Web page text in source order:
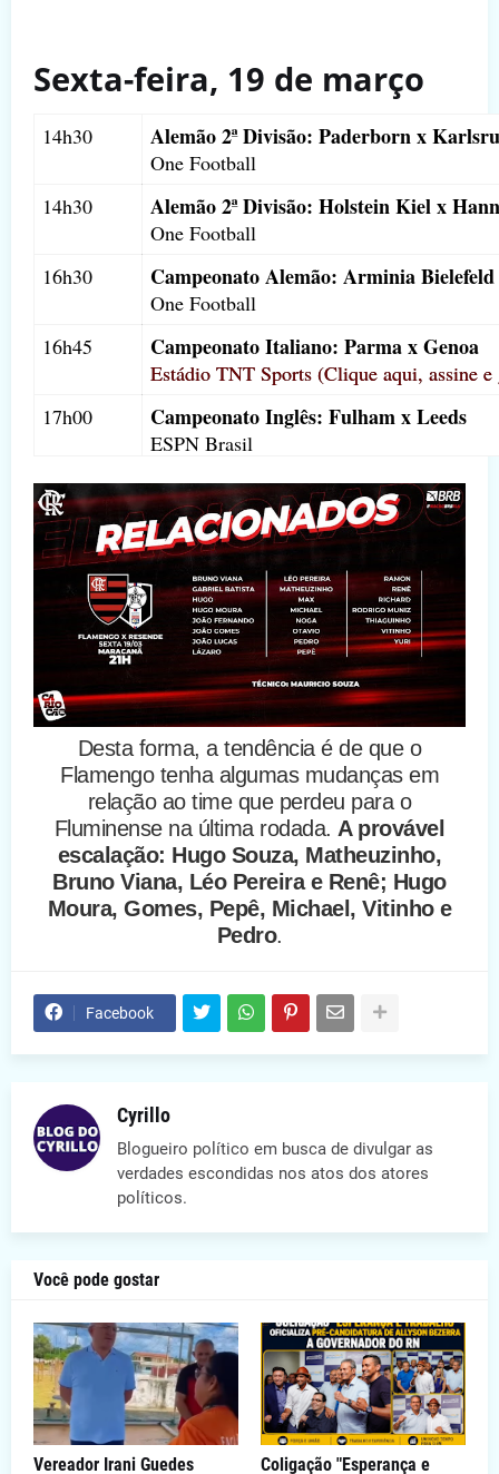
Sexta-feira, 19 de março
14h30 Alemão 2ª Divisão: Paderborn x
One Football
14h30
Alemão 2ª Divisão: Holstein Kiel x
One Football
16h30
Campeonato Alemão: Arminia
One Football
16h45
Campeonato Italiano: Parma x Genoa
Estádio TNT Sports (Clique aqui, assine e
17h00
Campeonato Inglês: Fulham x Leeds
ESPN Brasil
17h30
Campeonato Mineiro: Atlético Mineiro
Premiere
19h00
Paulistão Serie A2: Oeste x Red Bull
SporTV
20h00
NCAA Futebol: Pittsburgh x Duke
ESPN APP
20h00
Campeonato Gaúcho: Grêmio x Aimoré
Premiere
21h00
Campeonato Carioca: Flamengo x
Pay Per View/Sky/Claro/Vivo
Desta forma, a tendência é de que o
Flamengo tenha algumas mudanças em
relação ao time que perdeu para o
Fluminense na última rodada. A provável
escalação: Hugo Souza, Matheuzinho,
Bruno Viana, Léo Pereira e Renê; Hugo
Moura, Gomes, Pepê, Michael, Vitinho e
Pedro.
Facebook
Cyrillo
Blogueiro político em busca de divulgar as
verdades escondidas nos atos dos atores
políticos.
Você pode gostar
Vereador Irani Guedes
Coligação "Esperança e